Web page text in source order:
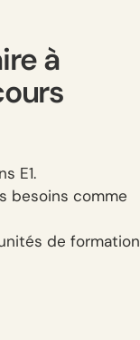
à
E1.
besoins comme
de formation